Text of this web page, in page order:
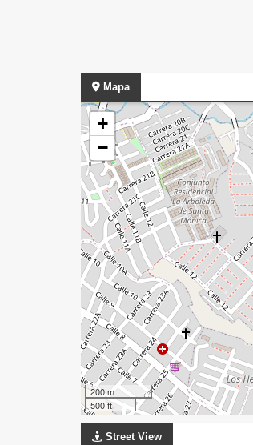
Mapa
+
−
200 m
500 ft
Street View